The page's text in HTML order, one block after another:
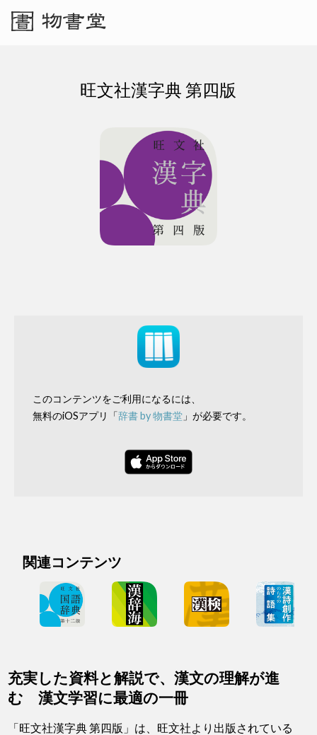
旺文社漢字典 第四版
このコンテンツをご利用になるには、
無料のiOSアプリ「辞書 by 物書堂」が必要です。
関連コンテンツ
充実した資料と解説で、漢文の理解が進
む 漢文学習に最適の一冊
「旺文社漢字典 第四版」は、旺文社より出版されている